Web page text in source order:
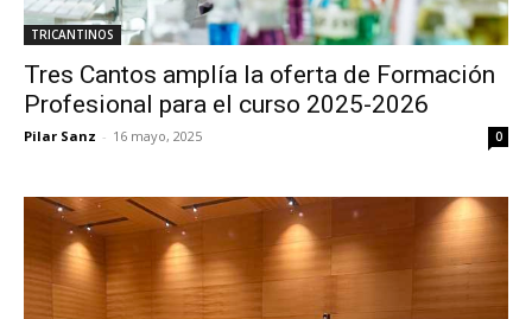
TRICANTINOS
Tres Cantos amplía la oferta de Formación
Profesional para el curso 2025-2026
Pilar Sanz - 16 mayo, 2025 0